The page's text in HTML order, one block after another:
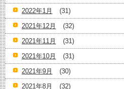
2022年1月
(31)
2021年12月
(32)
2021年11月
(31)
2021年10月
(31)
2021年9月
(30)
2021年8月
(32)